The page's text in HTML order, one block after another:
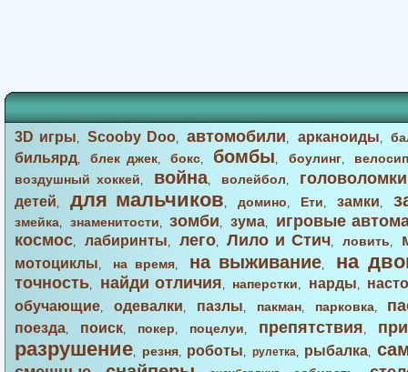
3D игры,Scooby Doo,автомобили, арканоиды,
бильярд,блек джек,бокс, бомбы, боулинг,
воздушный хоккей, война, волейбол, головоломки
детей, для мальчиков, домино, Ети, замки,
змейка, знаменитости,зомби, зума,
игровые
космос, лабиринты, лего,Лило и Стич,ловить,
мотоциклы, на время, на выживание, на
точность, найди отличия, наперстки, нарды,
обучающие, одевалки, пазлы, пакман, парковка,
поезда, поиск, покер, поцелуи, препятствия,
разрушение, резня, роботы, рулетка, рыбалка,